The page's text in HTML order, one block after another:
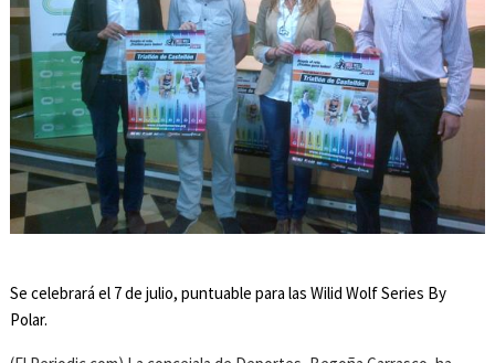
Se celebrará el 7 de julio, puntuable para las Wilid Wolf Series By
Polar.